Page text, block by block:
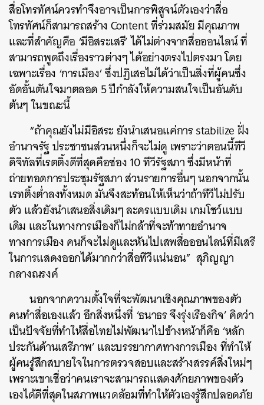
สื่อโทรทัศน์ควรทำจึงอาจเป็นการพิสูจน์ตัวเองว่าสื่อ
โทรทัศน์ก็สามารถสร้าง Content ที่ร่วมสมัย มีคุณภาพ
และที่สำคัญคือ ‘มีอิสระเสรี’ ได้ไม่ต่างจากสื่อออนไลน์ ที่
สามารถพูดถึงเรื่องราวต่างๆ ได้อย่างตรงไปตรงมา โดย
เฉพาะเรื่อง ‘การเมือง’ ซึ่งปฏิเสธไม่ได้ว่าเป็นสิ่งที่ผู้คนซึ่ง
อัดอั้นตันใจมาตลอด 5 ปีกำลังให้ความสนใจเป็นอันดับ
ต้นๆ ในขณะนี้
“ถ้าคุณยังไม่มีอิสระ ยังนำเสนอแค่การ stabilize ฝั่ง
อำนาจรัฐ ประชาชนส่วนหนึ่งก็จะไม่ดู เพราะว่าตอนนี้ทีวี
ดิจิทัลที่เรตติ้งดีที่สุดคือช่อง 10 ทีวีรัฐสภา ซึ่งมีหน้าที่
ถ่ายทอดการประชุมรัฐสภา ส่วนรายการอื่นๆ นอกจากนั้น
เรทติ้งต่ำลงทั้งหมด มันจึงสะท้อนให้เห็นว่าถ้าทีวีไม่ปรับ
ตัว แล้วยังนำเสนอสิ่งเดิมๆ ละครแบบเดิม เกมโชว์แบบ
เดิม และในทางการเมืองก็ไม่กล้าที่จะท้าทายอำนาจ
ทางการเมือง คนก็จะไม่ดูและหันไปเสพสื่อออนไลน์ที่มีเสรี
ในการแสดงออกได้มากกว่าสื่อทีวีแน่นอน” สุภิญญา
กลางณรงค์
นอกจากความตั้งใจที่จะพัฒนาเชิงคุณภาพของตัว
คนทำสื่อเองแล้ว อีกสิ่งหนึ่งที่ ‘ธนาธร จึงรุ่งเรืองกิจ’ คิดว่า
เป็นปัจจัยที่ทำให้สื่อไทยไม่พัฒนาไปข้างหน้าก็คือ ‘หลัก
ประกันด้านเสรีภาพ’ และบรรยากาศทางการเมือง ที่ทำให้
ผู้คนรู้สึกสบายใจในการตรวจสอบและสร้างสรรค์สิ่งใหม่ๆ
เพราะเขาเชื่อว่าคนเราจะสามารถแสดงศักยภาพของตัว
เองได้ดีที่สุดในสภาพแวดล้อมที่ทำให้ตัวเองรู้สึกปลอดภัย